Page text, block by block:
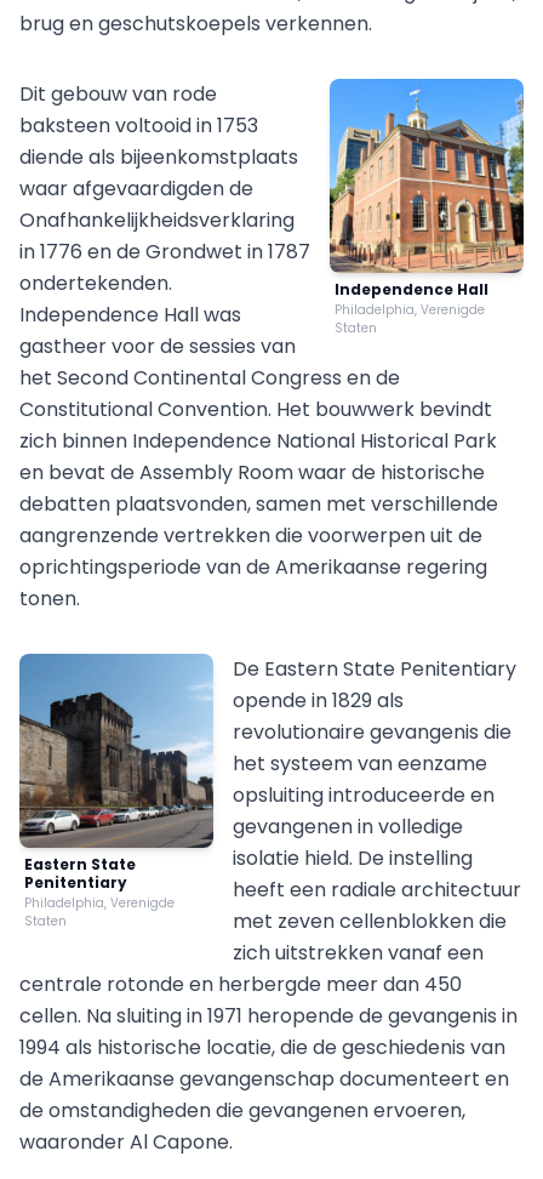
brug en geschutskoepels verkennen.
Independence Hall
Philadelphia, Verenigde
Staten
Dit gebouw van rode
baksteen voltooid in 1753
diende als bijeenkomstplaats
waar afgevaardigden de
Onafhankelijkheidsverklaring
in 1776 en de Grondwet in 1787
ondertekenden.
Independence Hall was
gastheer voor de sessies van
het Second Continental Congress en de
Constitutional Convention. Het bouwwerk bevindt
zich binnen Independence National Historical Park
en bevat de Assembly Room waar de historische
debatten plaatsvonden, samen met verschillende
aangrenzende vertrekken die voorwerpen uit de
oprichtingsperiode van de Amerikaanse regering
tonen.
Eastern State
Penitentiary
Philadelphia, Verenigde
Staten
De Eastern State Penitentiary
opende in 1829 als
revolutionaire gevangenis die
het systeem van eenzame
opsluiting introduceerde en
gevangenen in volledige
isolatie hield. De instelling
heeft een radiale architectuur
met zeven cellenblokken die
zich uitstrekken vanaf een
centrale rotonde en herbergde meer dan 450
cellen. Na sluiting in 1971 heropende de gevangenis in
1994 als historische locatie, die de geschiedenis van
de Amerikaanse gevangenschap documenteert en
de omstandigheden die gevangenen ervoeren,
waaronder Al Capone.